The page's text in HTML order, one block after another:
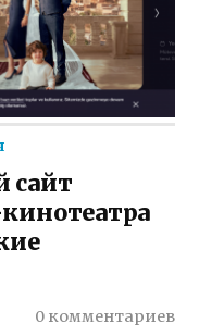
сайт
0 комментариев